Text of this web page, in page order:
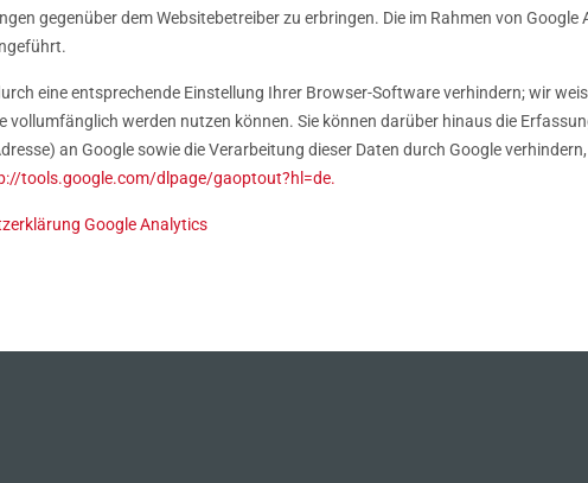
gegenüber dem Websitebetreiber zu erbringen. Die im Rahmen von
eine entsprechende Einstellung Ihrer Browser-Software verhindern; wir
vollumfänglich werden nutzen können. Sie können darüber hinaus die
an Google sowie die Verarbeitung dieser Daten durch Google
tools.google.com/dlpage/gaoptout?hl=de.
Google Analytics